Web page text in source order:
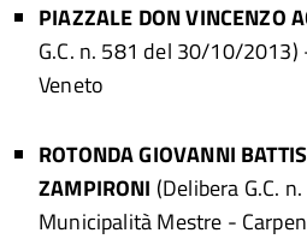
PIAZZALE DON VINCENZO
G.C. n. 581 del 30/10/2013)
Veneto
ROTONDA GIOVANNI
ZAMPIRONI (Delibera G.C.
Municipalità Mestre -